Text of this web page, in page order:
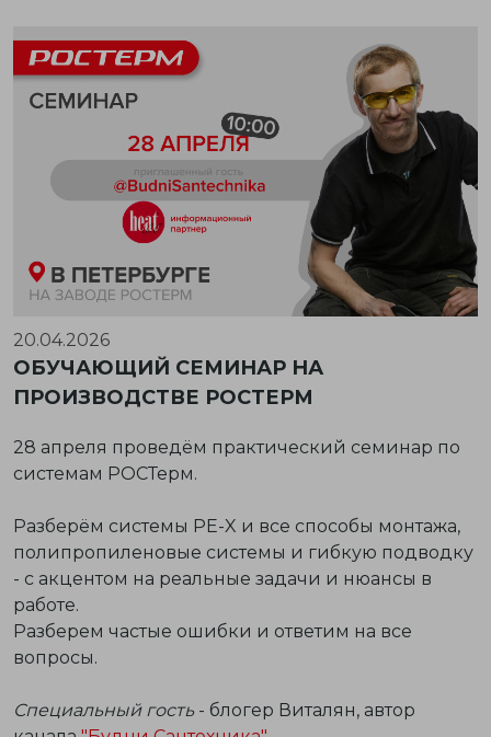
20.04.2026
ОБУЧАЮЩИЙ СЕМИНАР НА
ПРОИЗВОДСТВЕ РОСТЕРМ
28 апреля проведём практический семинар по
системам РОСТерм.
Разберём системы PE-X и все способы монтажа,
полипропиленовые системы и гибкую подводку
- с акцентом на реальные задачи и нюансы в
работе.
Разберем частые ошибки и ответим на все
вопросы.
Специальный гость- блогер Виталян, автор